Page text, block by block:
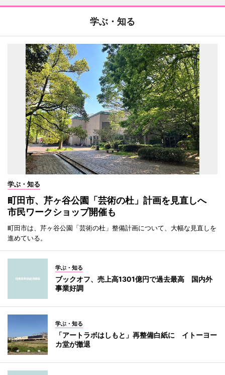
学ぶ・知る
学ぶ・知る
町田市、芹ヶ谷公園「芸術の杜」計画を見直しへ
市民ワークショップ開催も
町田市は、芹ヶ谷公園「芸術の杜」整備計画について、大幅な見直しを
進めている。
学ぶ・知る
ブックオフ、売上高1301億円で過去最高 国内外
事業好調
学ぶ・知る
「アートラボはしもと」再整備白紙に イトーヨー
カ堂が撤退